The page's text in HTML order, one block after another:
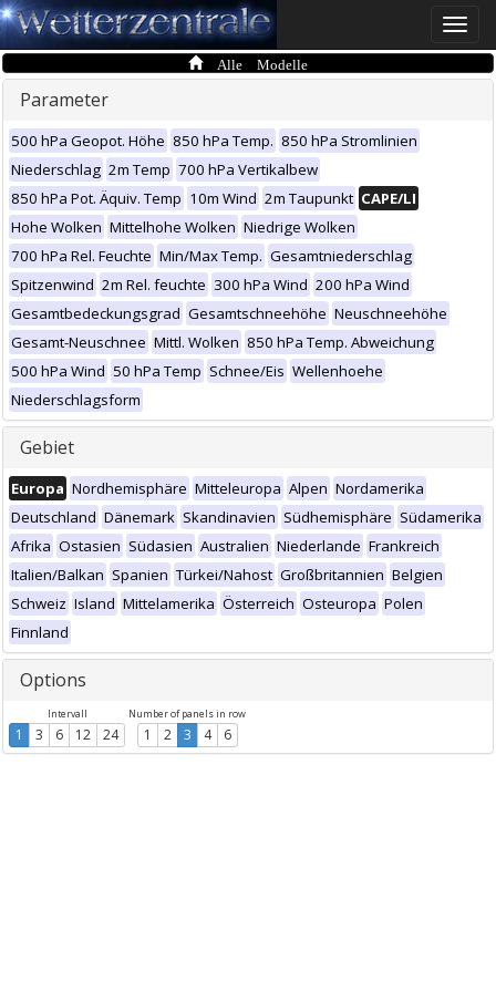
Toggle
Alle Modelle
Parameter
500 hPa Geopot. Höhe 850 hPa Temp. 850 hPa Stromlinien
Niederschlag 2m Temp 700 hPa Vertikalbew
850 hPa Pot. Äquiv. Temp 10m Wind 2m Taupunkt CAPE/LI
Hohe Wolken Mittelhohe Wolken Niedrige Wolken
700 hPa Rel. Feuchte Min/Max Temp. Gesamtniederschlag
Spitzenwind 2m Rel. feuchte 300 hPa Wind 200 hPa Wind
Gesamtbedeckungsgrad Gesamtschneehöhe Neuschneehöhe
Gesamt-Neuschnee Mittl. Wolken 850 hPa Temp. Abweichung
500 hPa Wind 50 hPa Temp Schnee/Eis Wellenhoehe
Niederschlagsform
Gebiet
Europa Nordhemisphäre Mitteleuropa Alpen Nordamerika
Deutschland Dänemark Skandinavien Südhemisphäre Südamerika
Afrika Ostasien Südasien Australien Niederlande Frankreich
Italien/Balkan Spanien Türkei/Nahost Großbritannien Belgien
Schweiz Island Mittelamerika Österreich Osteuropa Polen
Finnland
Options
Intervall
1 3 6 12 24
Number of panels in row
1 2 3 4 6